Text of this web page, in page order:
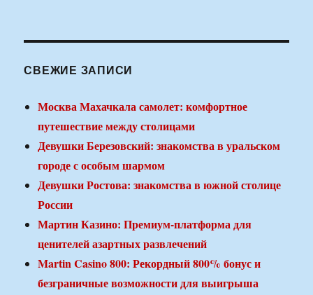
СВЕЖИЕ ЗАПИСИ
Москва Махачкала самолет: комфортное
путешествие между столицами
Девушки Березовский: знакомства в уральском
городе с особым шармом
Девушки Ростова: знакомства в южной столице
России
Мартин Казино: Премиум-платформа для
ценителей азартных развлечений
Martin Casino 800: Рекордный 800% бонус и
безграничные возможности для выигрыша